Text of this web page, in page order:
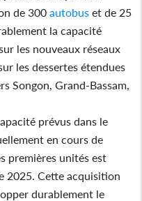
de 300autobus et de 25
la capacité
les nouveaux réseaux
les dessertes étendues
Songon, Grand-Bassam,
prévus dans le
en cours de
premières unités est
2025. Cette acquisition
durablement le